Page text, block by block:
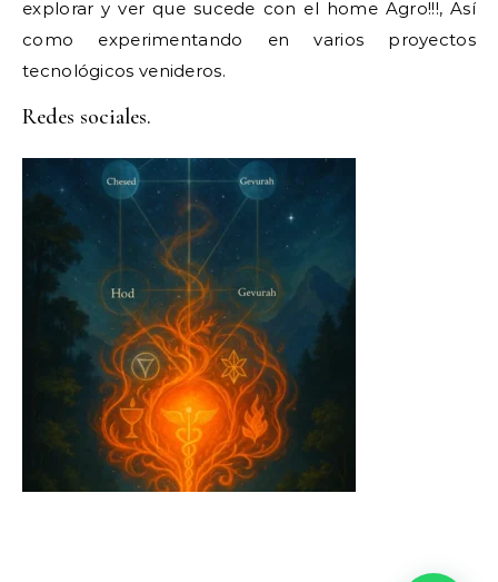
explorar y ver que sucede con el home Agro!!!, Así
como experimentando en varios proyectos
tecnológicos venideros.
Redes sociales.